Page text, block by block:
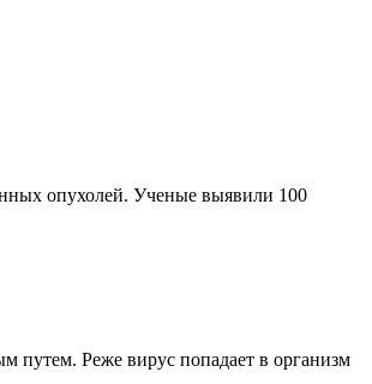
опухолей. Ученые выявили 100
путем. Реже вирус попадает в организм